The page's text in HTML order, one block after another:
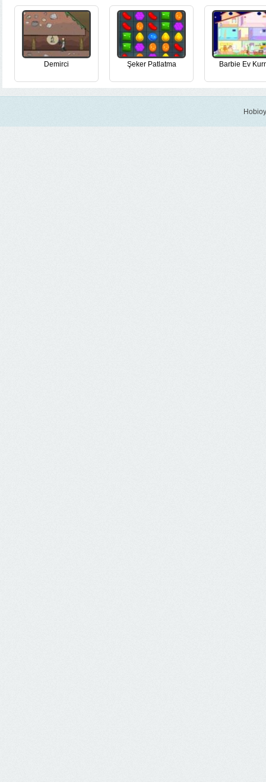
Demirci Şeker Patlatma Barbie Ev